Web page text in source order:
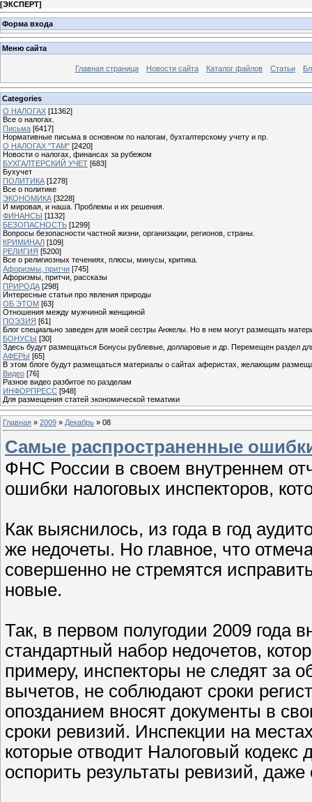
[ЭКСПЕРТ]
Форма входа
Меню сайта
Главная страница Новости сайта Каталог файлов Статьи
Categories
О НАЛОГАХ [11362]
Все о налогах.
Письма [6417]
Нормативные письма в основном по налогам, бухгалтерскому учету и пр.
О НАЛОГАХ "ТАМ" [2420]
Новости о налогах, финансах за рубежом
БУХГАЛТЕРСКИЙ УЧЕТ [683]
Бухучет
ПОЛИТИКА [1278]
Все о политике
ЭКОНОМИКА [3228]
И мировая, и наша. Проблемы и их решения.
ФИНАНСЫ [1132]
БЕЗОПАСНОСТЬ [1299]
Вопросы безопасности частной жизни, организации, регионов, страны.
КРИМИНАЛ [109]
РЕЛИГИЯ [5200]
Все о религиозных течениях, плюсы, минусы, критика.
Афоризмы, притчи [745]
Афоризмы, притчи, рассказы
ПРИРОДА [298]
Интересные статьи про явления природы
ОБ ЭТОМ [63]
Отношения между мужчиной женщиной
ПОЭЗИЯ [61]
Блог специально заведен для моей сестры Анжелы. Но в нем могут размещать
БОНУСЫ [30]
Здесь будут размещаться Бонусы рублевые, долларовые и др. Перемещен раздел
АФЕРЫ [65]
В этом блоге будут размещаться материалы о сайтах аферистах, желающим
Видео [76]
Разное видео разбитое по разделам
ИНФОРПРЕСС [948]
Для размещения статей экономической тематики
Главная » 2009 » Декабрь » 08
Самые распространенные
ФНС России в своем внутреннем
ошибки налоговых инспекторов,
Как выяснилось, из года в год
же недочеты. Но главное, что
совершенно не стремятся
новые.
Так, в первом полугодии 2009
стандартный набор недочетов,
примеру, инспекторы не следят за
вычетов, не соблюдают сроки
опозданием вносят документы в
сроки ревизий. Инспекции на
которые отводит Налоговый кодекс
оспорить результаты ревизий,